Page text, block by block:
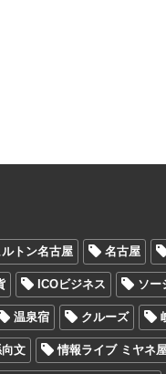
ルトン名古屋 名古屋
ICOビジネス ソー
温泉宿 クルーズ
文 情報ライブ ミヤネ